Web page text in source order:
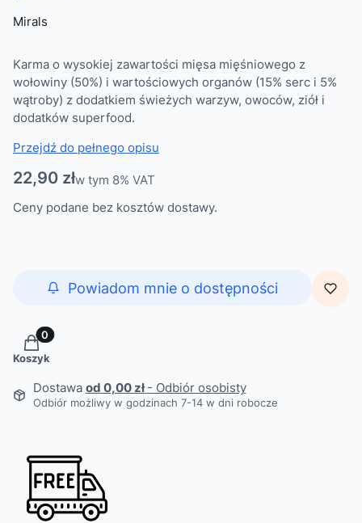
Mirals
Karma o wysokiej zawartości mięsa mięśniowego z
wołowiny (50%) i wartościowych organów (15% serc i 5%
wątroby) z dodatkiem świeżych warzyw, owoców, ziół i
dodatków superfood.
Przejdź do pełnego opisu
Cena
22,90 złw tym 8% VAT
w tym 8% VAT
Ceny podane bez kosztów dostawy.
Powiadom mnie o dostępności
Produkty w koszyku: 0. Zobacz szczegóły
Koszyk
Dostawa od 0,00 zł- Odbiór osobisty
Odbiór możliwy w godzinach 7-14 w dni robocze